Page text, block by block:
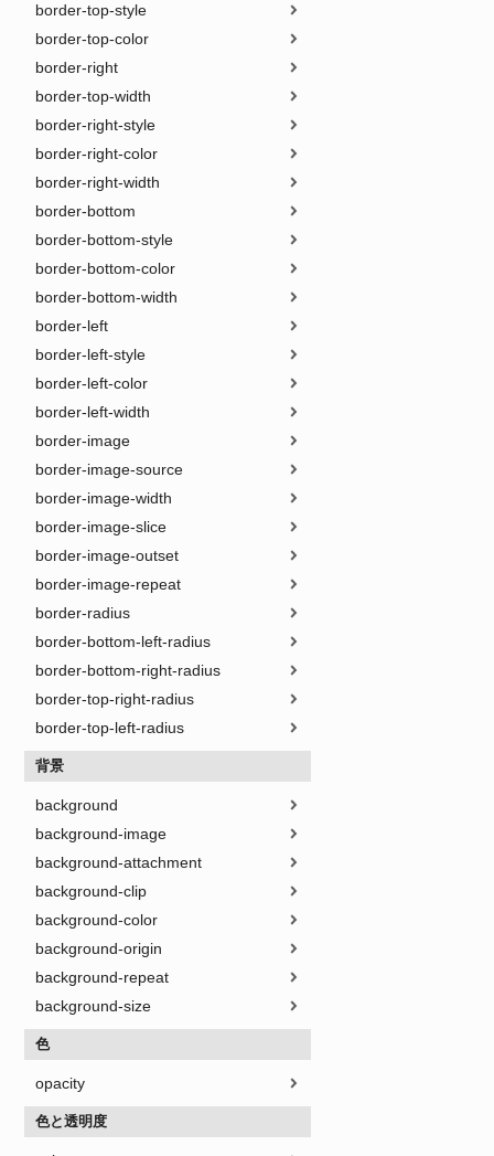
border-top-style
border-top-color
border-right
border-top-width
border-right-style
border-right-color
border-right-width
border-bottom
border-bottom-style
border-bottom-color
border-bottom-width
border-left
border-left-style
border-left-color
border-left-width
border-image
border-image-source
border-image-width
border-image-slice
border-image-outset
border-image-repeat
border-radius
border-bottom-left-radius
border-bottom-right-radius
border-top-right-radius
border-top-left-radius
背景
background
background-image
background-attachment
background-clip
background-color
background-origin
background-repeat
background-size
色
opacity
色と透明度